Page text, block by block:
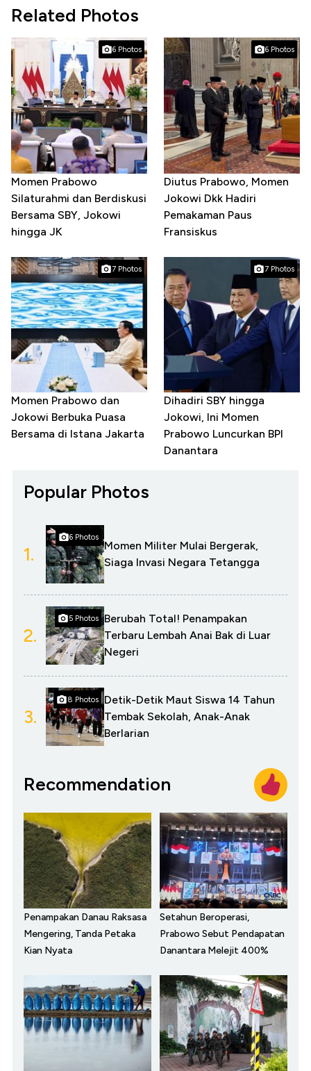
Related Photos
6 Photos
Momen Prabowo
Silaturahmi dan Berdiskusi
Bersama SBY, Jokowi
hingga JK
6 Photos
Diutus Prabowo, Momen
Jokowi Dkk Hadiri
Pemakaman Paus
Fransiskus
7 Photos
Momen Prabowo dan
Jokowi Berbuka Puasa
Bersama di Istana Jakarta
7 Photos
Dihadiri SBY hingga
Jokowi, Ini Momen
Prabowo Luncurkan BPI
Danantara
Popular Photos
1.
6 Photos
Momen Militer Mulai Bergerak,
Siaga Invasi Negara Tetangga
2.
5 Photos
Berubah Total! Penampakan
Terbaru Lembah Anai Bak di Luar
Negeri
3.
8 Photos
Detik-Detik Maut Siswa 14 Tahun
Tembak Sekolah, Anak-Anak
Berlarian
Recommendation
Penampakan Danau Raksasa
Mengering, Tanda Petaka
Kian Nyata
Setahun Beroperasi,
Prabowo Sebut Pendapatan
Danantara Melejit 400%